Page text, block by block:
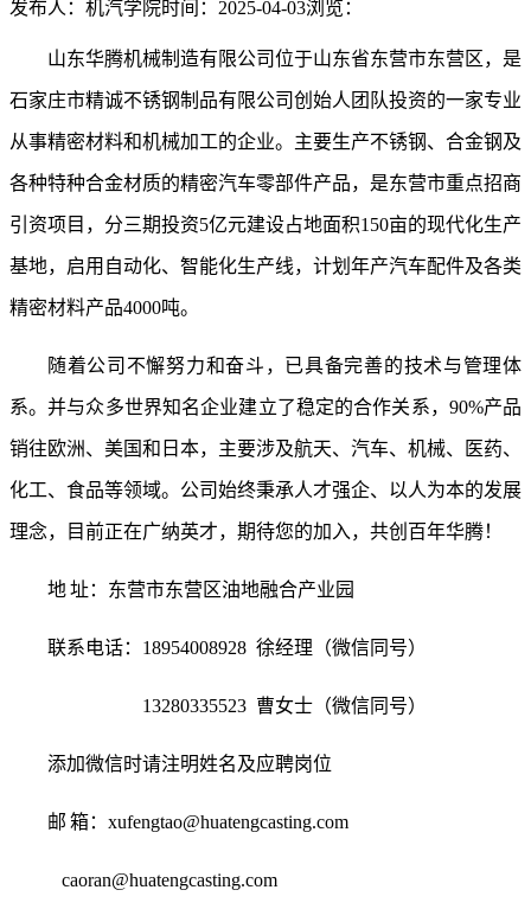
发布人：机汽学院时间：2025-04-03浏览：
山东华腾机械制造有限公司位于山东省东营市东营区，是
石家庄市精诚不锈钢制品有限公司创始人团队投资的一家专业
从事精密材料和机械加工的企业。主要生产不锈钢、合金钢及
各种特种合金材质的精密汽车零部件产品，是东营市重点招商
引资项目，分三期投资5亿元建设占地面积150亩的现代化生产
基地，启用自动化、智能化生产线，计划年产汽车配件及各类
精密材料产品4000吨。
随着公司不懈努力和奋斗，已具备完善的技术与管理体
系。并与众多世界知名企业建立了稳定的合作关系， 90%产品
销往欧洲、美国和日本，主要涉及航天、汽车、机械、医药、
化工、食品等领域。公司始终秉承人才强企、以人为本的发展
理念，目前正在广纳英才，期待您的加入，共创百年华腾！
地址：东营市东营区油地融合产业园
联系电话： 18954008928 徐经理（微信同号）
13280335523 曹女士（微信同号）
添加微信时请注明姓名及应聘岗位
邮 箱： xufengtao@huatengcasting.com
caoran@huatengcasting.com